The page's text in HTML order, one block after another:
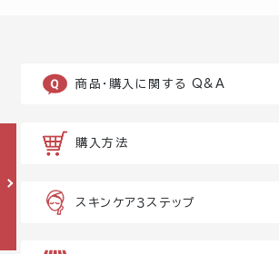
商品・購入に関する Q&A
購入方法
スキンケア３ステップ